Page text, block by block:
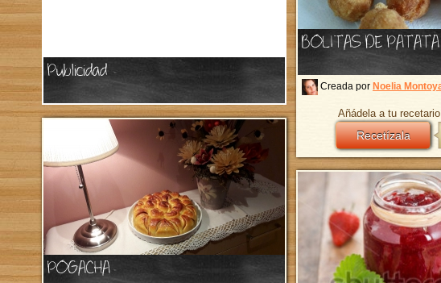
Publicidad
BOLITAS DE
Creada por Noelia
Añádela a tu
Recetízala
POGACHA